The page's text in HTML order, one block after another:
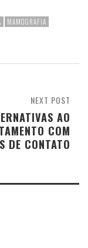
MAMOGRAFIA
NEXT POST
AO
COM
DE CONTATO